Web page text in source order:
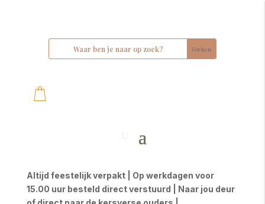
Altijd feestelijk verpakt | Op werkdagen voor
15.00 uur besteld direct verstuurd | Naar jou deur